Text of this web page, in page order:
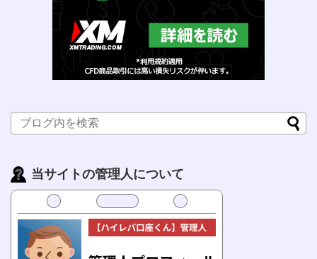
当サイトの管理人について